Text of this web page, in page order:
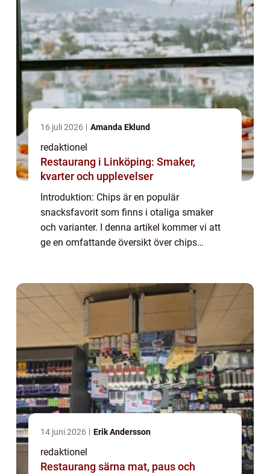
16 juli 2026 Amanda Eklund
redaktionel
Restaurang i Linköping: Smaker,
kvarter och upplevelser
Introduktion: Chips är en populär
snacksfavorit som finns i otaliga smaker
och varianter. I denna artikel kommer vi att
ge en omfattande översikt över chips
historis...
14 juni 2026 Erik Andersson
redaktionel
Restaurang särna mat, paus och